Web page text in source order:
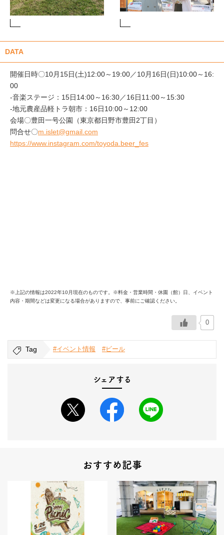
DATA
開催日時〇10月15日(土)12:00～19:00／10月16日(日)10:00～16:
00
-音楽ステージ：15日14:00～16:30／16日11:00～15:30
-地元農産品軽トラ朝市：16日10:00～12:00
会場〇豊田一号公園（東京都日野市豊田2丁目）
問合せ〇m.islet@gmail.com
https://www.instagram.com/toyoda.beer_fes
※上記の情報は2022年10月現在のものです。※料金・営業時間・休園（館）日、イベント
内容・期間などは変更になる場合がありますので、事前にご確認ください。
0
Tag #イベント情報 #ビール
シェアする
おすすめ記事